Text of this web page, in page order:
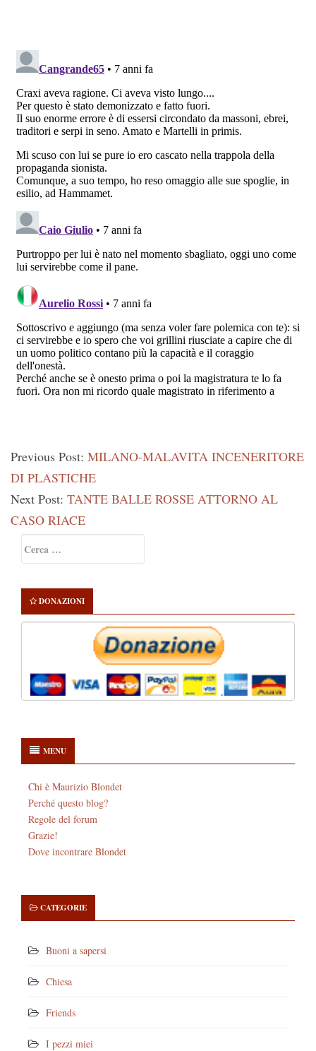
Previous Post: MILANO-MALAVITA INCENERITORE
DI PLASTICHE
Next Post: TANTE BALLE ROSSE ATTORNO AL
CASO RIACE
Sidebar
per:
DONAZIONI
MENU
Chi è Maurizio Blondet
Perché questo blog?
Regole del forum
Grazie!
Dove incontrare Blondet
CATEGORIE
Buoni a sapersi
Chiesa
Friends
I pezzi miei